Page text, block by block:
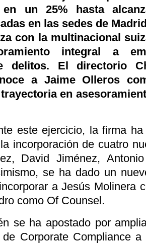
en un 25% hasta
en las sedes de
con la multinacional
integral a
delitos. El directorio
a Jaime Olleros
en
este ejercicio, la firma
incorporación de cuatro
David Jiménez,
se ha dado un
a Jesús Molinera
como Of Counsel.
se ha apostado por
de Corporate Compliance